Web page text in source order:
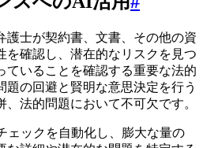
護士が契約書、文書、その他の資
を確認し、潜在的なリスクを見つ
ていることを確認する重要な法的
題の回避と賢明な意思決定を行う
法的問題において不可欠です。
ェックを自動化し、膨大な量の